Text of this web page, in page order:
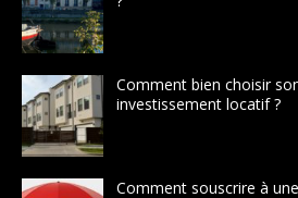
Comment bien choisir
investissement locatif ?
Comment souscrire à